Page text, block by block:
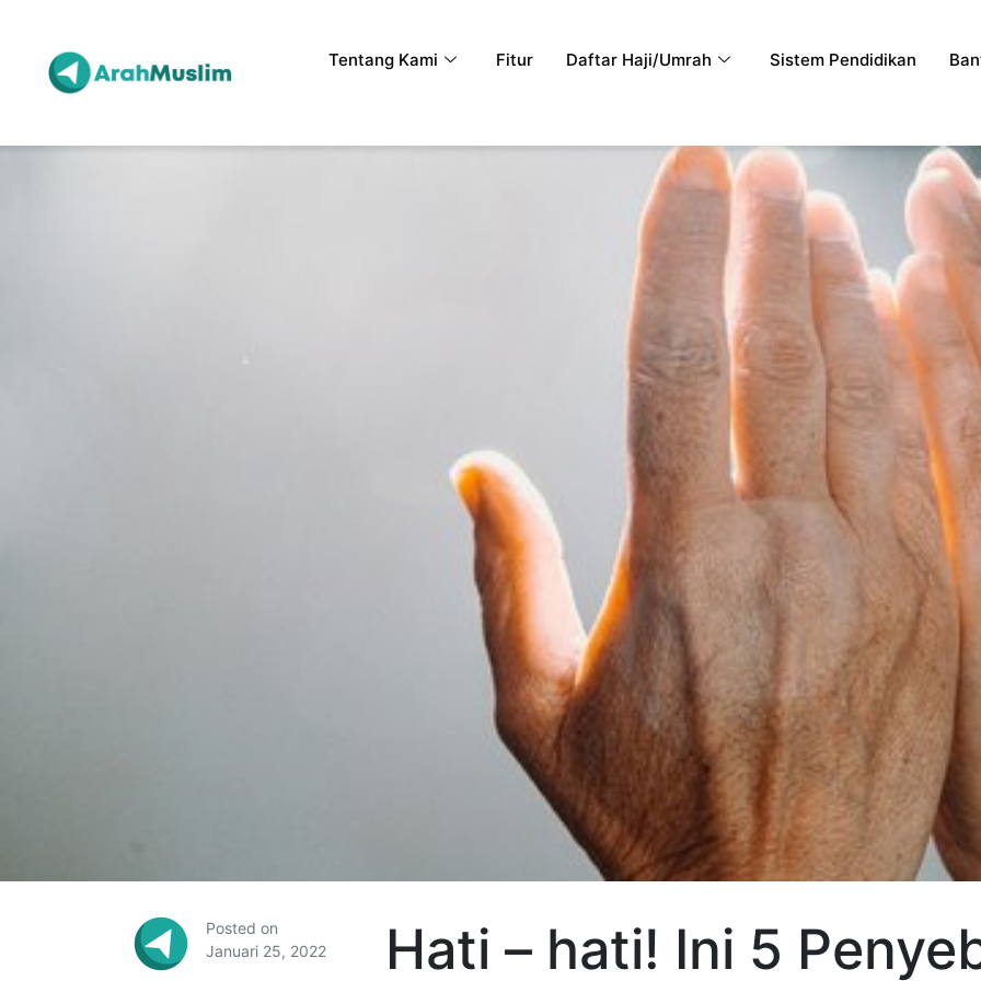
Tentang Kami Fitur Daftar Haji/Umrah Sistem Pendidikan
Posted on
Januari 25, 2022
Hati – hati! Ini 5